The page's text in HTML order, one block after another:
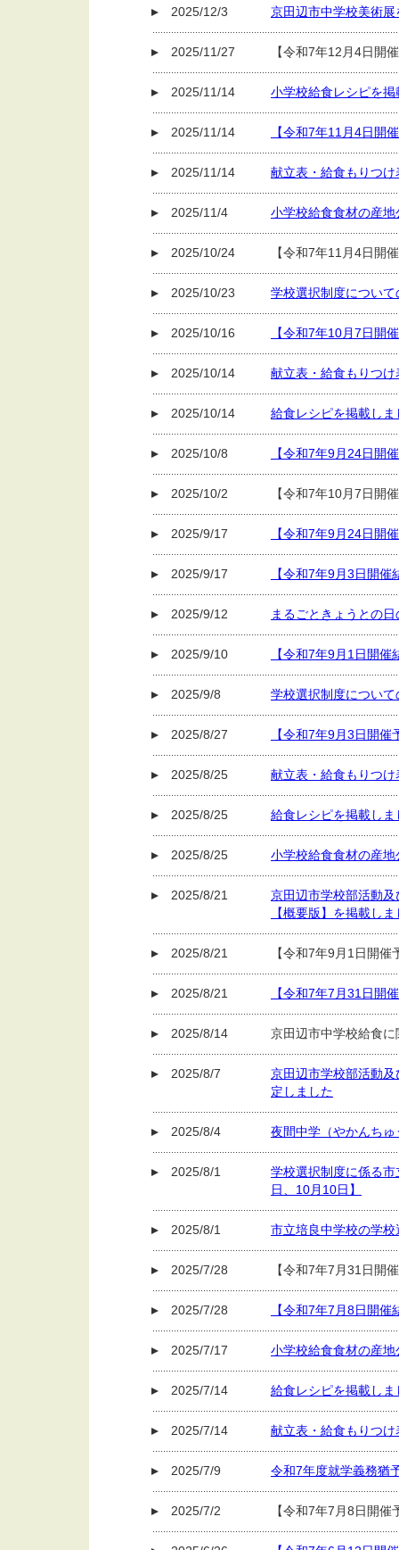
2025/12/3 京田辺市中学校美術
2025/11/27 【令和7年12月4日開
2025/11/14 小学校給食レシピを掲
2025/11/14 【令和7年11月4日開
2025/11/14 献立表・給食もりつ
2025/11/4 小学校給食食材の産
2025/10/24 【令和7年11月4日開
2025/10/23 学校選択制度につい
2025/10/16 【令和7年10月7日開
2025/10/14 献立表・給食もりつ
2025/10/14 給食レシピを掲載しま
2025/10/8 【令和7年9月24日開
2025/10/2 【令和7年10月7日開
2025/9/17 【令和7年9月24日開
2025/9/17 【令和7年9月3日開
2025/9/12 まるごときょうとの
2025/9/10 【令和7年9月1日開
2025/9/8 学校選択制度につい
2025/8/27 【令和7年9月3日開
2025/8/25 献立表・給食もりつ
2025/8/25 給食レシピを掲載しま
2025/8/25 小学校給食食材の産
2025/8/21
京田辺市学校部活動
【概要版】を掲載しま
2025/8/21 【令和7年9月1日開
2025/8/21 【令和7年7月31日開
2025/8/14 京田辺市中学校給食
2025/8/7
京田辺市学校部活動
定しました
2025/8/4 夜間中学（やかんち
2025/8/1
学校選択制度に係る
日、10月10日】
2025/8/1 市立培良中学校の学
2025/7/28 【令和7年7月31日開
2025/7/28 【令和7年7月8日開
2025/7/17 小学校給食食材の産
2025/7/14 給食レシピを掲載しま
2025/7/14 献立表・給食もりつ
2025/7/9 令和7年度就学義務猶
2025/7/2 【令和7年7月8日開